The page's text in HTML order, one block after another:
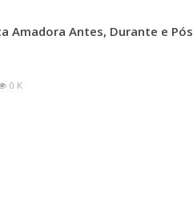
Amadora Antes, Durante e Pós
0 K